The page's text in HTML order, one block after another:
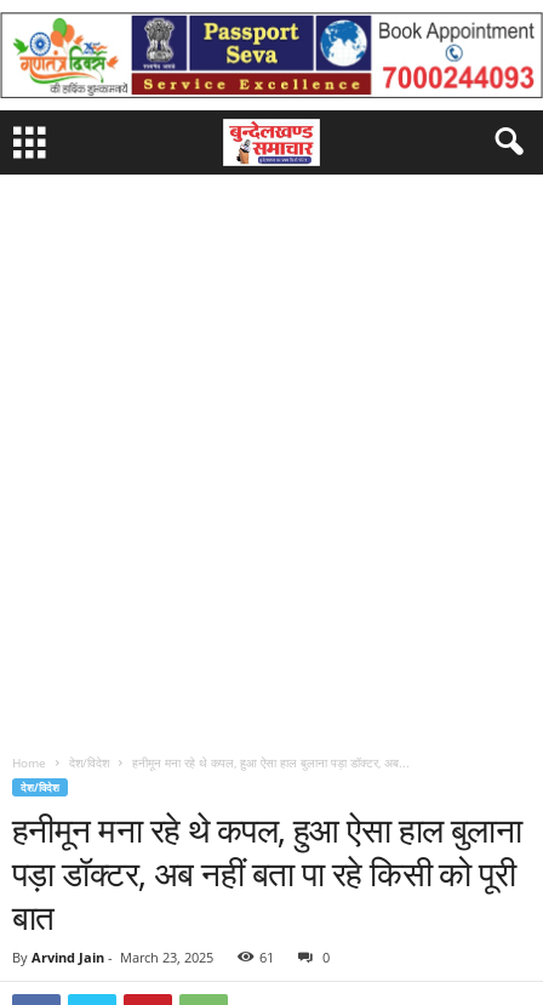
Home देश/विदेश हनीमून मना रहे थे कपल, हुआ ऐसा हाल बुलाना पड़ा डॉक्टर, अब...
देश/विदेश
हनीमून मना रहे थे कपल, हुआ ऐसा हाल बुलाना
पड़ा डॉक्टर, अब नहीं बता पा रहे किसी को पूरी
बात
By Arvind Jain - March 23, 2025 61 0